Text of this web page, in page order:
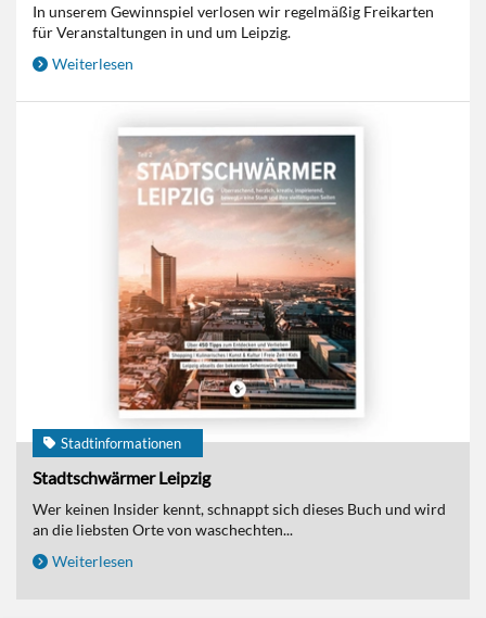
In unserem Gewinnspiel verlosen wir regelmäßig Freikarten
für Veranstaltungen in und um Leipzig.
Weiterlesen
Stadtinformationen
Stadtschwärmer Leipzig
Wer keinen Insider kennt, schnappt sich dieses Buch und wird
an die liebsten Orte von waschechten...
Weiterlesen